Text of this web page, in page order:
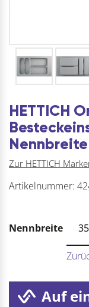
HETTICH
Zur HETTICH
Artikelnummer:
Nennbreite
Auf